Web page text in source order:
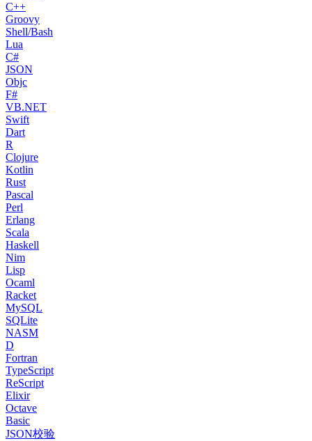
C++
Groovy
Shell/Bash
Lua
C#
JSON
Objc
F#
VB.NET
Swift
Dart
R
Clojure
Kotlin
Rust
Pascal
Perl
Erlang
Scala
Haskell
Nim
Lisp
Ocaml
Racket
MySQL
SQLite
NASM
D
Fortran
TypeScript
ReScript
Elixir
Octave
Basic
JSON校验